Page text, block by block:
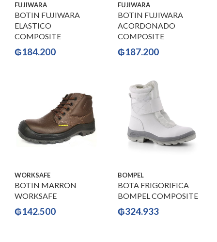
FUJIWARA
BOTIN FUJIWARA
ELASTICO
COMPOSITE
₲184.200
FUJIWARA
BOTIN FUJIWARA
ACORDONADO
COMPOSITE
₲187.200
WORKSAFE
BOTIN MARRON
WORKSAFE
₲142.500
BOMPEL
BOTA FRIGORIFICA
BOMPEL COMPOSITE
₲324.933